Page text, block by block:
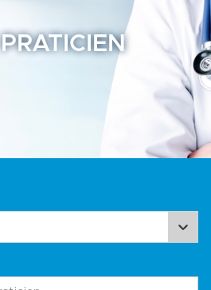
PRATICIEN